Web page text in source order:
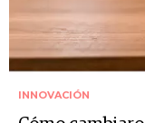
INNOVACIÓN